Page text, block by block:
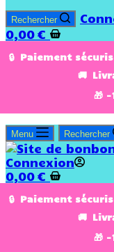
Rechercher
0,00 €
🔒 Paiement
🚚
🎁
Menu Rechercher
Connexion
0,00 €
🔒 Paiement
🚚
🎁